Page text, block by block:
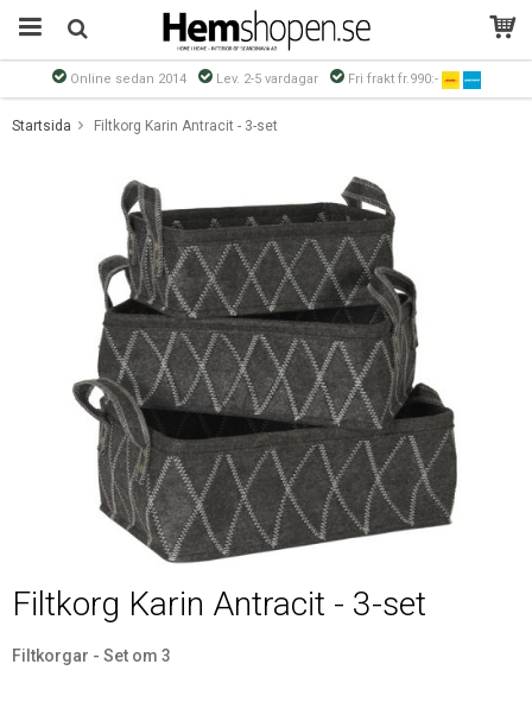
Online sedan 2014 Lev. 2-5 vardagar Fri frakt fr.990:-
Startsida Filtkorg Karin Antracit - 3-set
Filtkorg Karin Antracit - 3-set
Filtkorgar - Set om 3